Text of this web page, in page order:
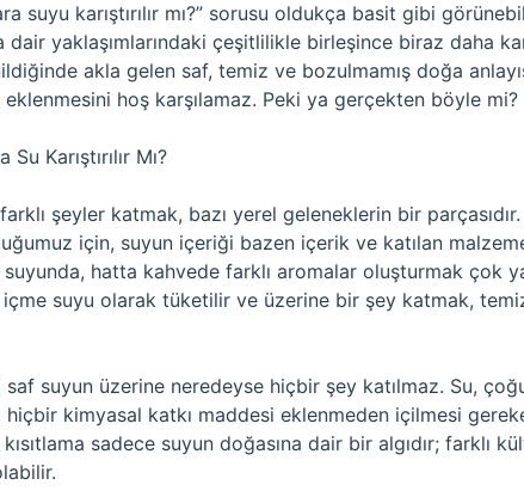
suyu karıştırılır mı?” sorusu oldukça basit gibi
dair yaklaşımlarındaki çeşitlilikle birleşince biraz daha
akla gelen saf, temiz ve bozulmamış doğa
hoş karşılamaz. Peki ya gerçekten böyle mi?
Karıştırılır Mı?
şeyler katmak, bazı yerel geleneklerin bir
için, suyun içeriği bazen içerik ve katılan
hatta kahvede farklı aromalar oluşturmak çok
suyu olarak tüketilir ve üzerine bir şey katmak,
suyun üzerine neredeyse hiçbir şey katılmaz. Su,
hiçbir kimyasal katkı maddesi eklenmeden içilmesi
sadece suyun doğasına dair bir algıdır; farklı